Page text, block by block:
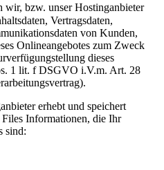
bzw. unser Hostinganbieter
Vertragsdaten,
von Kunden,
Onlineangebotes zum Zweck
dieses
1 lit. f DSGVO i.V.m. Art. 28
erhebt und speichert
Informationen, die Ihr
sind: